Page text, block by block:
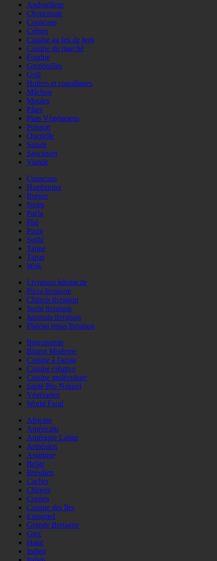
Andouillette
Choucroute
Couscous
Crêpes
Cuisine au feu de bois
Cuisine du marché
Fondue
Grenouilles
Grill
Huitres et coquillages
Mâchon
Moules
Pâtes
Plats Végétariens
Poisson
Quenelle
Salade
Saucisson
Viande
Couscous
Hamburger
Burger
Nems
Paëla
Phö
Pizza
Sushi
Tajine
Tapas
Wok
Livraison àdomicile
Pizza livraison
Chinois livraison
Sushi livraison
Japonais livraison
Plateau repas livraison
Bistronomie
Bistrot Moderne
Cuisine à l'azote
Cuisine créative
Cuisine moléculaire
Santé Bio Naturel
Végétarien
World Food
Africain
Américain
Amérique Latine
Arménien
Asiatique
Belge
Brésilien
Cacher
Chinois
Coréen
Cuisine des Iles
Espagnol
Grande Bretagne
Grec
Halal
Indien